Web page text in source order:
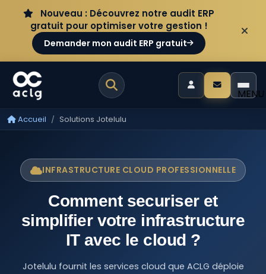
Aller au contenuNouveau : Découvrez notre audit ERP
gratuit pour optimiser votre gestion !
Demander mon audit ERP gratuit
MENU
Accueil Solutions Jotelulu
INFRASTRUCTURE CLOUD PROFESSIONNELLE
Comment securiser et
simplifier votre infrastructure
IT avec le cloud ?
Jotelulu fournit les services cloud que ACLG déploie
Panneau de gestion des cookies